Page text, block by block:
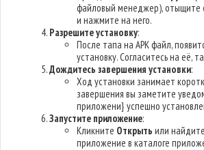
файловый менеджер), отыщите
и нажмите на него.
Разрешите установку:
После тапа на APK файл,
установку. Согласитесь на её,
Дождитесь завершения установки:
Ход установки занимает
завершения вы заметите
приложени} успешно
Запустите приложение:
Кликните Открыть или
приложение в каталоге